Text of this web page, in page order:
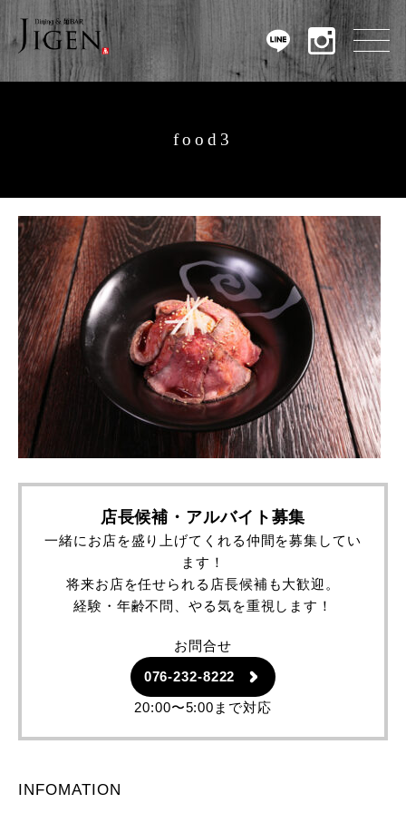
food3
店長候補・アルバイト募集
一緒にお店を盛り上げてくれる仲間を募集してい
ます！
将来お店を任せられる店長候補も大歓迎。
経験・年齢不問、やる気を重視します！
お問合せ
076-232-8222
20:00〜5:00まで対応
INFOMATION